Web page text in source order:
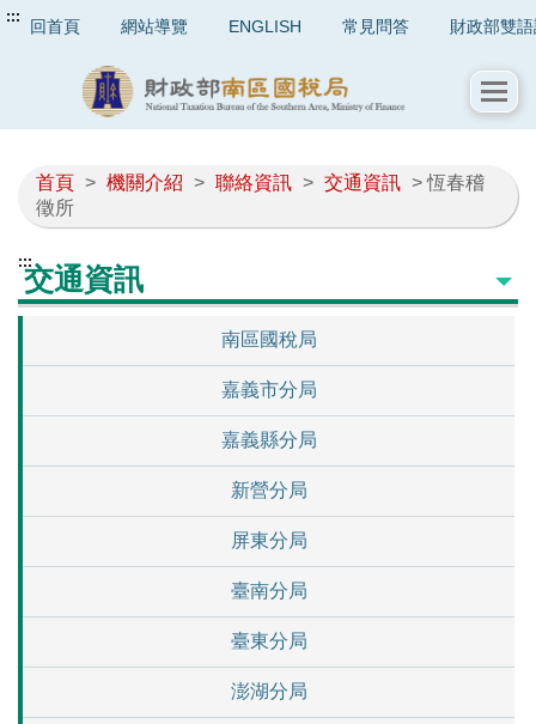
::: 回首頁 網站導覽 ENGLISH 常見問答 財政部雙
首頁 > 機關介紹 > 聯絡資訊 > 交通資訊 > 恆春稽
徵所
:::交通資訊
南區國稅局
嘉義市分局
嘉義縣分局
新營分局
屏東分局
臺南分局
臺東分局
澎湖分局